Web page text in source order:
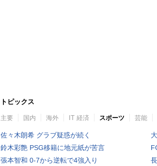
トピックス
主要 国内 海外 IT 経済 スポーツ 芸能
佐々木朗希 グラブ疑惑が続く
鈴木彩艶 PSG移籍に地元紙が苦言
張本智和 0-7から逆転で4強入り